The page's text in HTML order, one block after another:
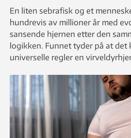
En liten sebrafisk og et
hundrevis av millioner år med
sansende hjernen etter den
logikken. Funnet tyder på at det
universelle regler en